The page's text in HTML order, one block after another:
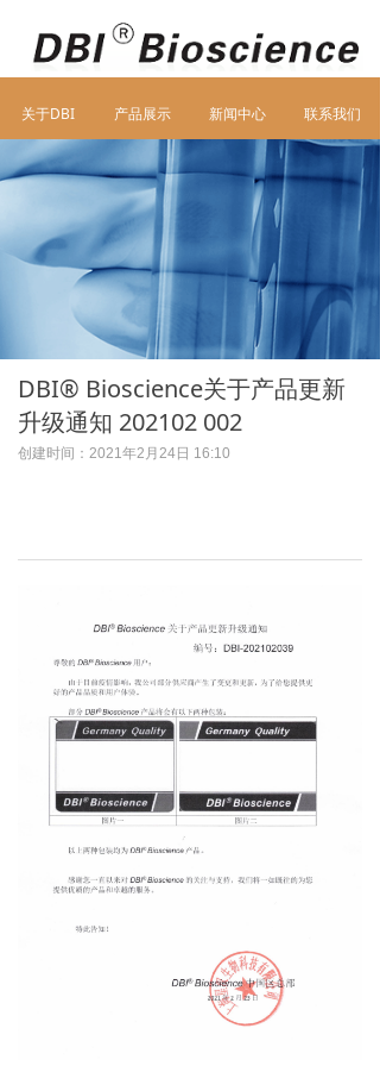
关于DBI 联系我们 产品展示 新闻中心
关于DBI 产品展示 新闻中心 联系我们
DBI® Bioscience关于产品更新
升级通知 202102 002
创建时间： 2021年2月24日 16:10